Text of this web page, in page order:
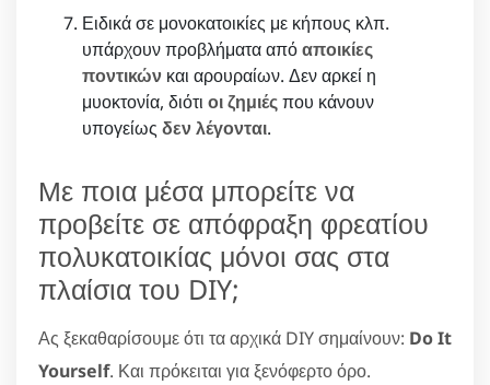
Ειδικά σε μονοκατοικίες με κήπους κλπ.
υπάρχουν προβλήματα απόαποικίες
ποντικών και αρουραίων. Δεν αρκεί η
μυοκτονία, διότι οι ζημιέςπου κάνουν
υπογείως δεν λέγονται.
Με ποια μέσα μπορείτε να
προβείτε σε απόφραξη φρεατίου
πολυκατοικίας μόνοι σας στα
πλαίσια του DIY;
Ας ξεκαθαρίσουμε ότι τα αρχικά DIY σημαίνουν: Do It
Yourself. Και πρόκειται για ξενόφερτο όρο.